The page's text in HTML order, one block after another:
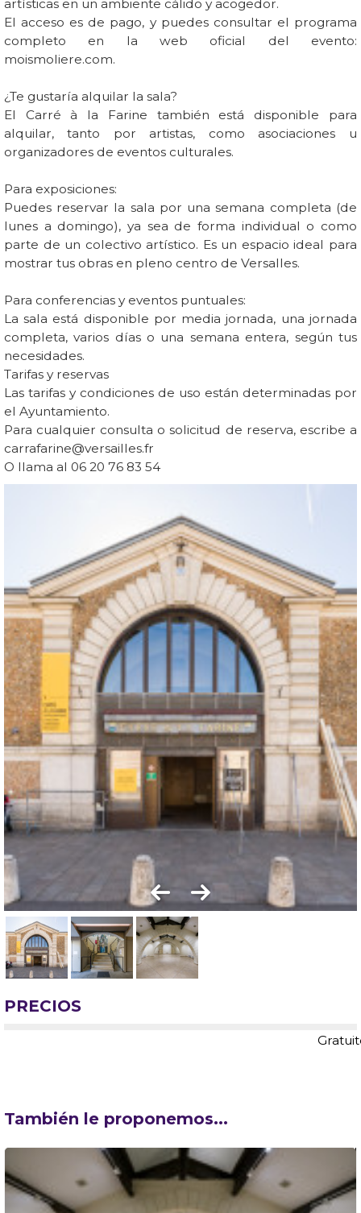
artísticas en un ambiente cálido y acogedor.
El acceso es de pago, y puedes consultar el programa
completo en la web oficial del evento:
moismoliere.com.
¿Te gustaría alquilar la sala?
El Carré à la Farine también está disponible para
alquilar, tanto por artistas, como asociaciones u
organizadores de eventos culturales.
Para exposiciones:
Puedes reservar la sala por una semana completa (de
lunes a domingo), ya sea de forma individual o como
parte de un colectivo artístico. Es un espacio ideal para
mostrar tus obras en pleno centro de Versalles.
Para conferencias y eventos puntuales:
La sala está disponible por media jornada, una jornada
completa, varios días o una semana entera, según tus
necesidades.
Tarifas y reservas
Las tarifas y condiciones de uso están determinadas por
el Ayuntamiento.
Para cualquier consulta o solicitud de reserva, escribe a
carrafarine@versailles.fr
O llama al 06 20 76 83 54
PRECIOS
También le proponemos...